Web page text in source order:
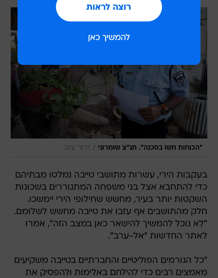
"הכוחות חשו בסכנה". תנ"צ שומרוני / דרור עינב
בעקבות הירי, עשרות מתושבי טייבה נמלטו מבתיהם
כדי להתחבא אצל בני משפחה המתגוררים בשכונות
השקטות יותר בעיר, מחשש שחילופי הירי יימשכו.
חלק מהתושבים אף עזבו את טייבה מחשש לשלומם.
"לא נוכל להמשיך להישאר כאן במצב הזה", אמרו
לאתר החדשות "אל-ערב".
"כל הגורמים הפוליטיים והחברתיים בטייבה משקיעים
מאמצים רבים כדי להילחם באלימות ולהפסיק את